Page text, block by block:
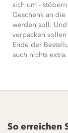
sich um -
Geschenk an
werden soll. Und
verpacken
Ende der
auch nichts extra.
So erreichen